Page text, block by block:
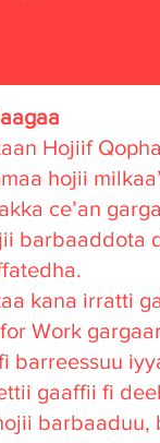
Hojiif
hojii
ce’an
barbaaddota
kana irratti
Work
barreessuu
gaaffii fi
barbaaduu,